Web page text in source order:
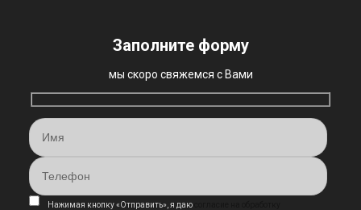
Заполните форму
мы скоро свяжемся с Вами
Нажимая кнопку «Отправить», я даю